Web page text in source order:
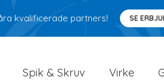
kvalificerade partners! SE
Spik & Skruv Virke